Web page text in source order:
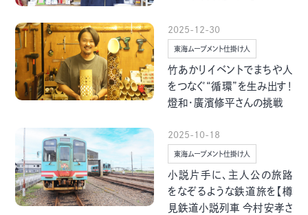
2025-12-30
東海ムーブメント仕掛け人
竹あかりイベントでまちや人
をつなぐ“循環”を生み出す！
燈和・廣濱修平さんの挑戦
2025-10-18
東海ムーブメント仕掛け人
小説片手に、主人公の旅路
をなぞるような鉄道旅を【樽
見鉄道小説列車 今村安孝さ